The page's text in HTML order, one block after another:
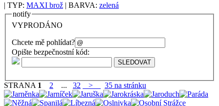
| TYP: MAXI brož | BARVA: zelená
notify
VYPRODÁNO
Chcete mě pohlídat?
Opište bezpečnostní kód:
STRANA 1 2 ... 32 > 35 na stránku